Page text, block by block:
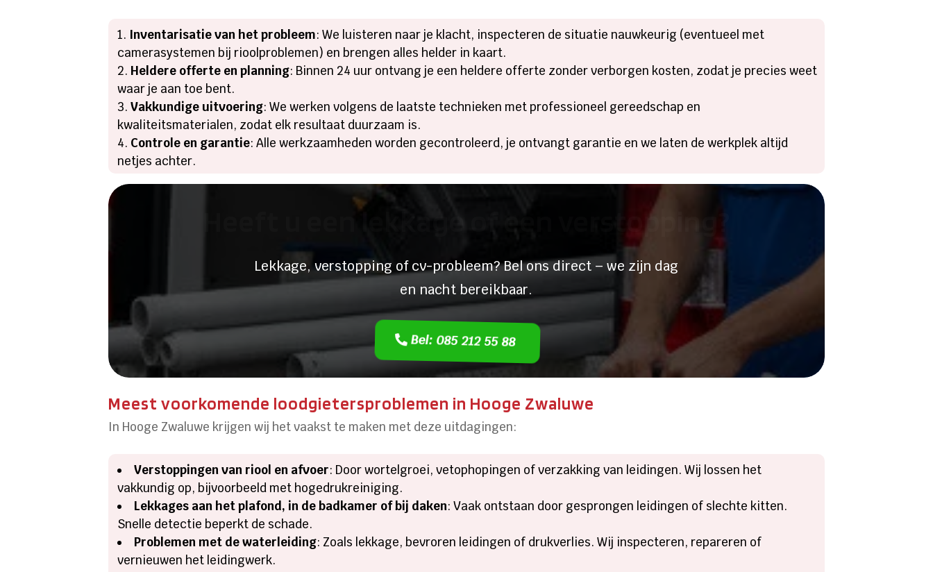
Inventarisatie van het probleem: We luisteren naar je klacht, inspecteren de situatie nauwkeurig (eventueel met
camerasystemen bij rioolproblemen) en brengen alles helder in kaart.
Heldere offerte en planning: Binnen 24 uur ontvang je een heldere offerte zonder verborgen kosten, zodat je precies weet
waar je aan toe bent.
Vakkundige uitvoering: We werken volgens de laatste technieken met professioneel gereedschap en
kwaliteitsmaterialen, zodat elk resultaat duurzaam is.
Controle en garantie: Alle werkzaamheden worden gecontroleerd, je ontvangt garantie en we laten de werkplek altijd
netjes achter.
Heeft u een lekkage of een verstopping?
Lekkage, verstopping of cv-probleem? Bel ons direct – we zijn dag
en nacht bereikbaar.
Bel: 085 212 55 88
Meest voorkomende loodgietersproblemen in Hooge Zwaluwe
In Hooge Zwaluwe krijgen wij het vaakst te maken met deze uitdagingen:
Verstoppingen van riool en afvoer: Door wortelgroei, vetophopingen of verzakking van leidingen. Wij lossen het
vakkundig op, bijvoorbeeld met hogedrukreiniging.
Lekkages aan het plafond, in de badkamer of bij daken: Vaak ontstaan door gesprongen leidingen of slechte kitten.
Snelle detectie beperkt de schade.
Problemen met de waterleiding: Zoals lekkage, bevroren leidingen of drukverlies. Wij inspecteren, repareren of
vernieuwen het leidingwerk.